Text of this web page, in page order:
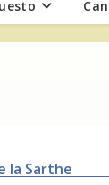
la Sarthe